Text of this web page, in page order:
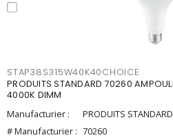
STAP38S315W40K40CHOICE
PRODUITS STANDARD 70260
4000K DIMM
Manufacturier :
PRODUITS STANDARD
# Manufacturier : 70260